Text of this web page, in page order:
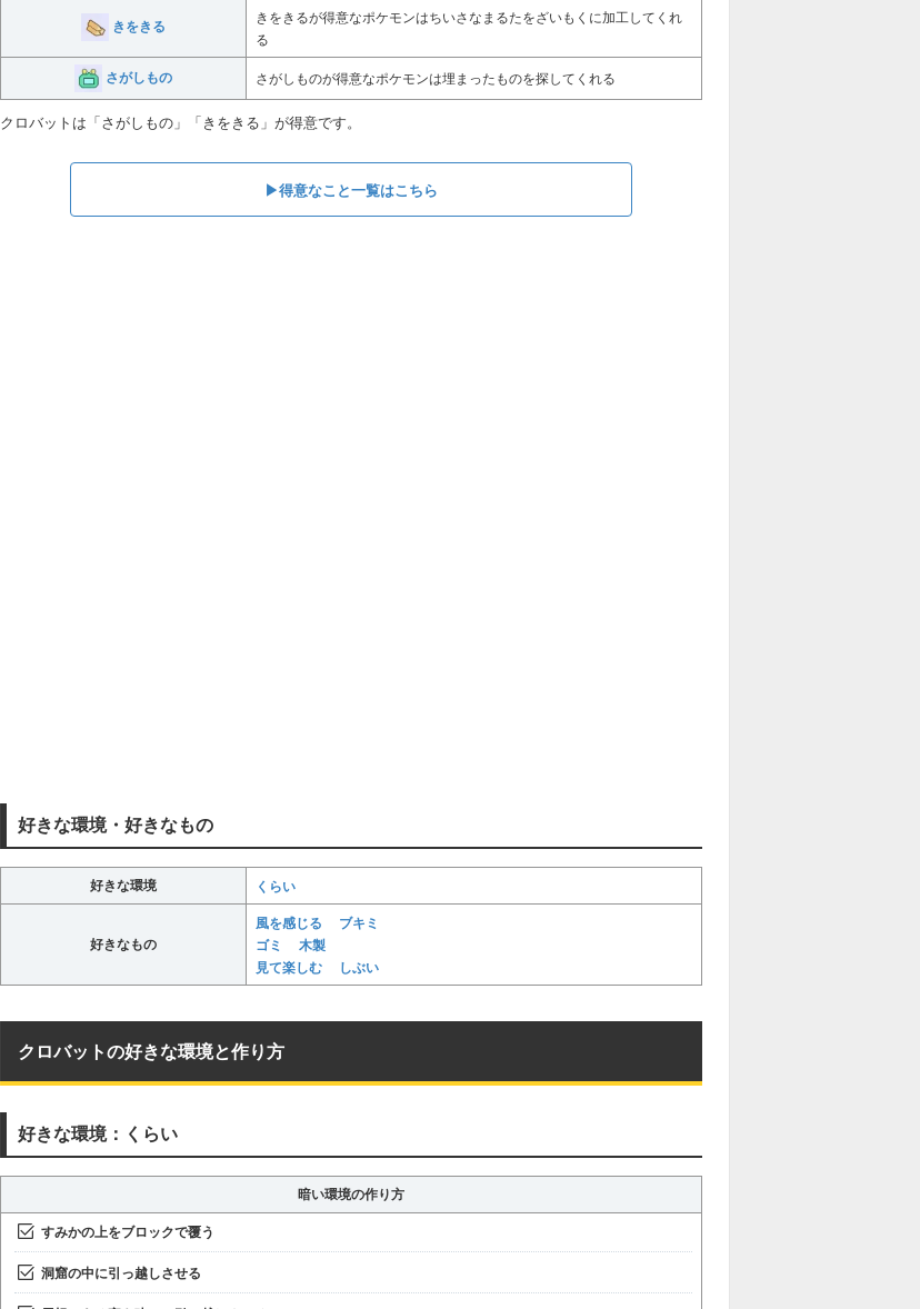
きをきる
きをきるが得意なポケモンはちいさなまるたをざいもくに加工してくれ
る
さがしもの さがしものが得意なポケモンは埋まったものを探してくれる
クロバットは「さがしもの」「きをきる」が得意です。
▶︎得意なこと一覧はこちら
好きな環境・好きなもの
好きな環境 くらい
好きなもの
風を感じる
ブキミ
ゴミ
木製
見て楽しむ
しぶい
クロバットの好きな環境と作り方
好きな環境：くらい
暗い環境の作り方
すみかの上をブロックで覆う
洞窟の中に引っ越しさせる